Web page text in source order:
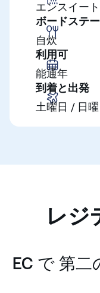
エンスイート
ボードステ
自炊
利用可
能通年
到着と出発
土曜日 / 日曜
レジ
EC で 第